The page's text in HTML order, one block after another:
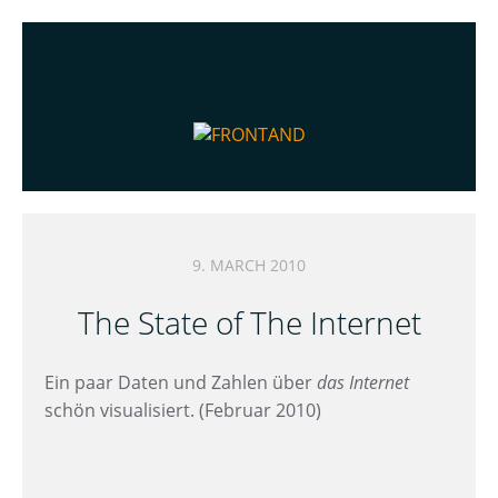
9. MARCH 2010
The State of The Internet
Ein paar Daten und Zahlen überdas Internet
schön visualisiert. (Februar 2010)